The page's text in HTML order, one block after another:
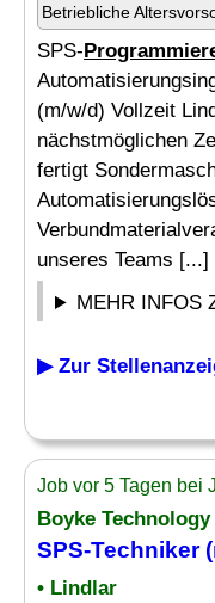
Betriebliche
SPS-
(m/w/d) Vollzeit
nächstmöglichen
fertigt
unseres Teams [...]
MEHR INFOS
▶ Zur
Job vor 5 Tagen bei
Boyke Technology
SPS-Techniker
• Lindlar